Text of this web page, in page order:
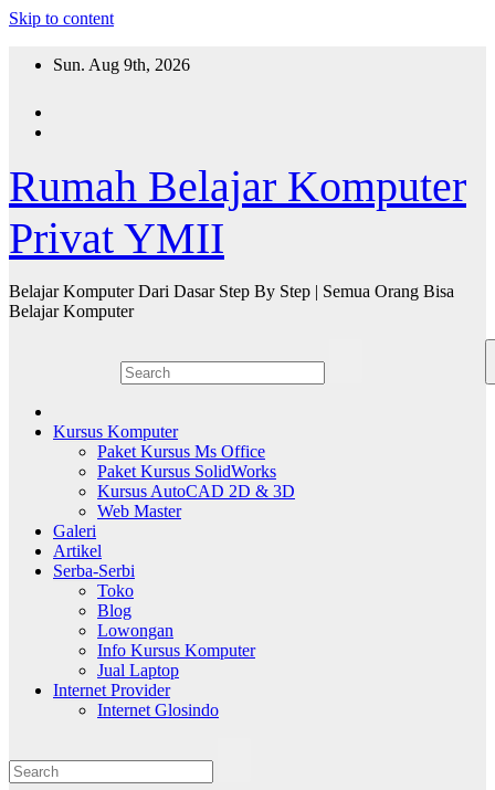
Skip to content
Sun. Aug 9th, 2026
Rumah Belajar Komputer
Privat YMII
Belajar Komputer Dari Dasar Step By Step | Semua Orang Bisa
Belajar Komputer
Kursus Komputer
Paket Kursus Ms Office
Paket Kursus SolidWorks
Kursus AutoCAD 2D & 3D
Web Master
Galeri
Artikel
Serba-Serbi
Toko
Blog
Lowongan
Info Kursus Komputer
Jual Laptop
Internet Provider
Internet Glosindo